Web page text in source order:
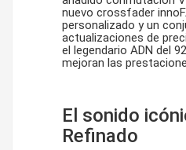
nuevo crossfader
personalizado y un
actualizaciones de
el legendario ADN del
mejoran las
El sonido
Refinado